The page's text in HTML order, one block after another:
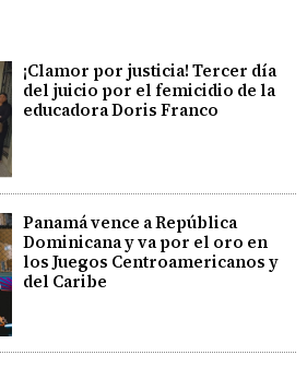
¡Clamor por justicia! Tercer día
del juicio por el femicidio de la
educadora Doris Franco
Panamá vence a República
Dominicana y va por el oro en
los Juegos Centroamericanos y
del Caribe